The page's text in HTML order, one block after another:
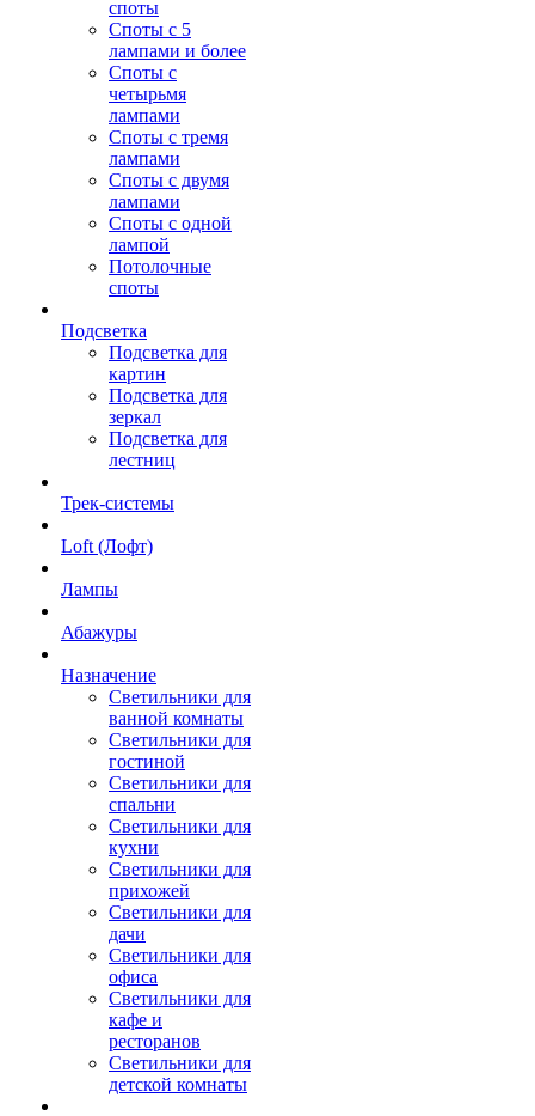
споты
Споты с 5
лампами и более
Споты с
четырьмя
лампами
Споты с тремя
лампами
Споты с двумя
лампами
Споты с одной
лампой
Потолочные
споты
Подсветка
Подсветка для
картин
Подсветка для
зеркал
Подсветка для
лестниц
Трек-системы
Loft (Лофт)
Лампы
Абажуры
Назначение
Светильники для
ванной комнаты
Светильники для
гостиной
Светильники для
спальни
Светильники для
кухни
Светильники для
прихожей
Светильники для
дачи
Светильники для
офиса
Светильники для
кафе и
ресторанов
Светильники для
детской комнаты